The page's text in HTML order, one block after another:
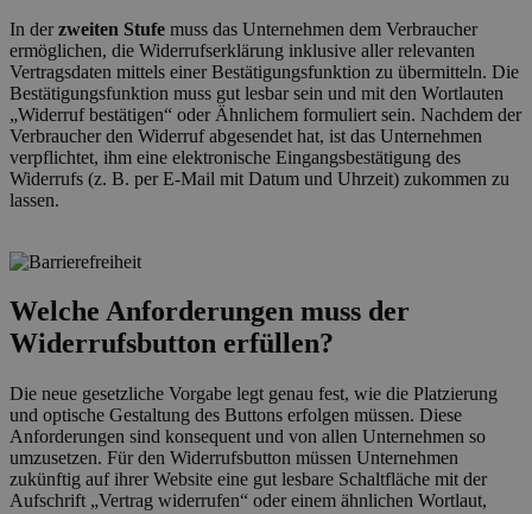
In derzweiten Stufe muss das Unternehmen dem Verbraucher
ermöglichen, die Widerrufserklärung inklusive aller relevanten
Vertragsdaten mittels einer Bestätigungsfunktion zu übermitteln. Die
Bestätigungsfunktion muss gut lesbar sein und mit den Wortlauten
„Widerruf bestätigen“ oder Ähnlichem formuliert sein. Nachdem der
Verbraucher den Widerruf abgesendet hat, ist das Unternehmen
verpflichtet, ihm eine elektronische Eingangsbestätigung des
Widerrufs (z. B. per E-Mail mit Datum und Uhrzeit) zukommen zu
lassen.
Welche Anforderungen muss der
Widerrufsbutton erfüllen?
Die neue gesetzliche Vorgabe legt genau fest, wie die Platzierung
und optische Gestaltung des Buttons erfolgen müssen. Diese
Anforderungen sind konsequent und von allen Unternehmen so
umzusetzen. Für den Widerrufsbutton müssen Unternehmen
zukünftig auf ihrer Website eine gut lesbare Schaltfläche mit der
Aufschrift „Vertrag widerrufen“ oder einem ähnlichen Wortlaut,